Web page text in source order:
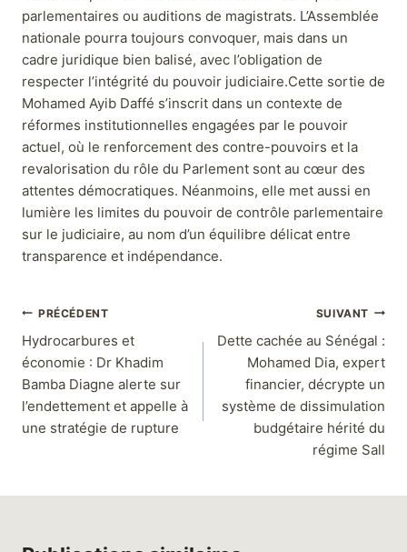
parlementaires ou auditions de magistrats. L’Assemblée
nationale pourra toujours convoquer, mais dans un
cadre juridique bien balisé, avec l’obligation de
respecter l’intégrité du pouvoir judiciaire.Cette sortie de
Mohamed Ayib Daffé s’inscrit dans un contexte de
réformes institutionnelles engagées par le pouvoir
actuel, où le renforcement des contre-pouvoirs et la
revalorisation du rôle du Parlement sont au cœur des
attentes démocratiques. Néanmoins, elle met aussi en
lumière les limites du pouvoir de contrôle parlementaire
sur le judiciaire, au nom d’un équilibre délicat entre
transparence et indépendance.
PRÉCÉDENT
Hydrocarbures et
économie : Dr Khadim
Bamba Diagne alerte sur
l’endettement et appelle à
une stratégie de rupture
SUIVANT
Dette cachée au Sénégal :
Mohamed Dia, expert
financier, décrypte un
système de dissimulation
budgétaire hérité du
régime Sall